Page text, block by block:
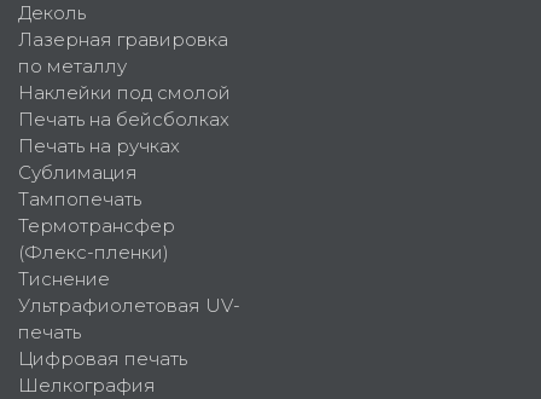
Деколь
Лазерная гравировка
по металлу
Наклейки под смолой
Печать на бейсболках
Печать на ручках
Сублимация
Тампопечать
Термотрансфер
(Флекс-пленки)
Тиснение
Ультрафиолетовая UV-
печать
Цифровая печать
Шелкография